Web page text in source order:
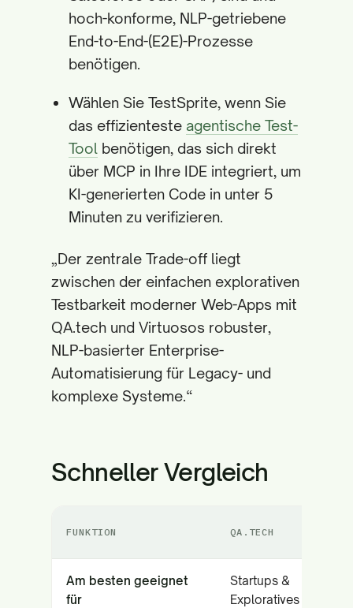
hoch-konforme, NLP-getriebene
End-to-End-(E2E)-Prozesse
benötigen.
Wählen Sie TestSprite, wenn Sie
das effizienteste agentische Test-
Tool benötigen, das sich direkt
über MCP in Ihre IDE integriert, um
KI-generierten Code in unter 5
Minuten zu verifizieren.
„Der zentrale Trade-off liegt
zwischen der einfachen explorativen
Testbarkeit moderner Web-Apps mit
QA.tech und Virtuosos robuster,
NLP-basierter Enterprise-
Automatisierung für Legacy- und
komplexe Systeme.“
Schneller Vergleich
FUNKTION QA.TECH
Am besten geeignet
für
Startups &
Exploratives Testen